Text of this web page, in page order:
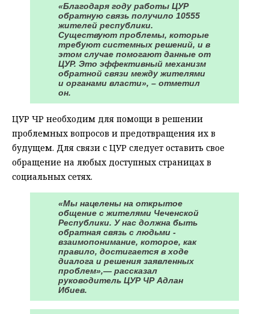
«Благодаря году работы ЦУР
обратную связь получило 10555
жителей республики.
Существуют проблемы, которые
требуют системных решений, и в
этом случае помогают данные от
ЦУР. Это эффективный механизм
обратной связи между жителями
и органами власти», – отметил
он.
ЦУР ЧР необходим для помощи в решении
проблемных вопросов и предотвращения их в
будущем. Для связи с ЦУР следует оставить свое
обращение на любых доступных страницах в
социальных сетях.
«Мы нацелены на открытое
общение с жителями Чеченской
Республики. У нас должна быть
обратная связь с людьми -
взаимопонимание, которое, как
правило, достигается в ходе
диалога и решения заявленных
проблем»,— рассказал
руководитель ЦУР ЧР Адлан
Ибиев.